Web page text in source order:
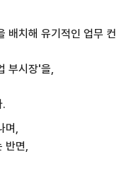
배치해 유기적인 업무 컨
부시장'을,
.
,
면,